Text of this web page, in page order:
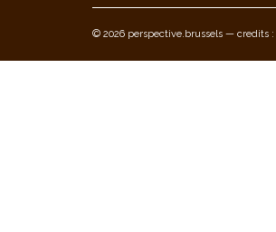
© 2026 perspective.brussels — credits :